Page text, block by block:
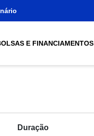
E FINANCIAMENTOS
Duração